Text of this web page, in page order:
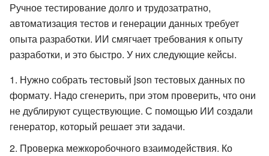
Ручное тестирование долго и трудозатратно,
автоматизация тестов и генерации данных требует
опыта разработки. ИИ смягчает требования к опыту
разработки, и это быстро. У них следующие кейсы.
Нужно собрать тестовый json тестовых данных по
формату. Надо сгенерить, при этом проверить, что они
не дублируют существующие. С помощью ИИ создали
генератор, который решает эти задачи.
Проверка межкоробочного взаимодействия. Ко